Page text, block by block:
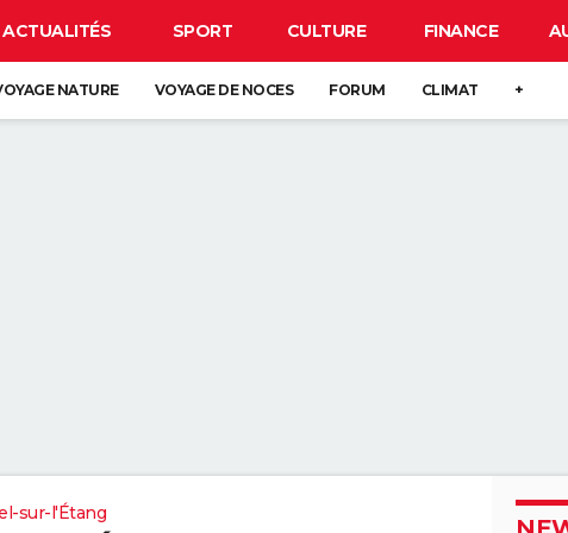
ACTUALITÉS SPORT CULTURE FINANCE
NATURE VOYAGE DE NOCES FORUM CLIMAT +
sur-l'Étang